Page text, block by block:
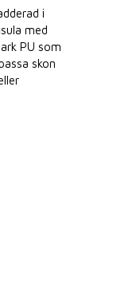
i
med
PU som
skon